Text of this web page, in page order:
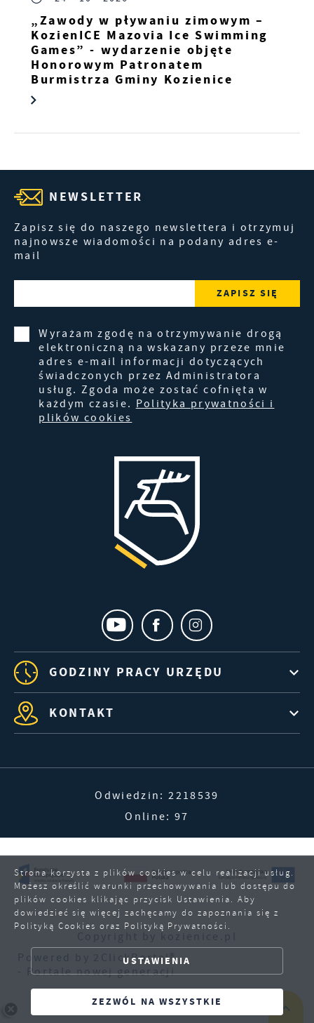
„Zawody w pływaniu zimowym –
KozienICE Mazovia Ice Swimming
Games” - wydarzenie objęte
Honorowym Patronatem
Burmistrza Gminy Kozienice
NEWSLETTER
Zapisz się do naszego newslettera i otrzymuj
najnowsze wiadomości na podany adres e-
mail
Wyrażam zgodę na otrzymywanie drogą
elektroniczną na wskazany przeze mnie
adres e-mail informacji dotyczących
świadczonych przez Administratora
usług. Zgoda może zostać cofnięta w
każdym czasie. Polityka prywatności i
plików cookies
GODZINY PRACY URZĘDU
KONTAKT
Odwiedzin: 2218539
Online: 97
2ClickPortal®
- Portale nowej generacji
Strona korzysta z plików cookies w celu realizacji usług.
Możesz określić warunki przechowywania lub dostępu do
plików cookies klikając przycisk Ustawienia. Aby
dowiedzieć się więcej zachęcamy do zapoznania się z
Polityką Cookies oraz Polityką Prywatności.
USTAWIENIA
ZEZWÓL NA WSZYSTKIE
ZEZWÓL NA WSZYSTKIE